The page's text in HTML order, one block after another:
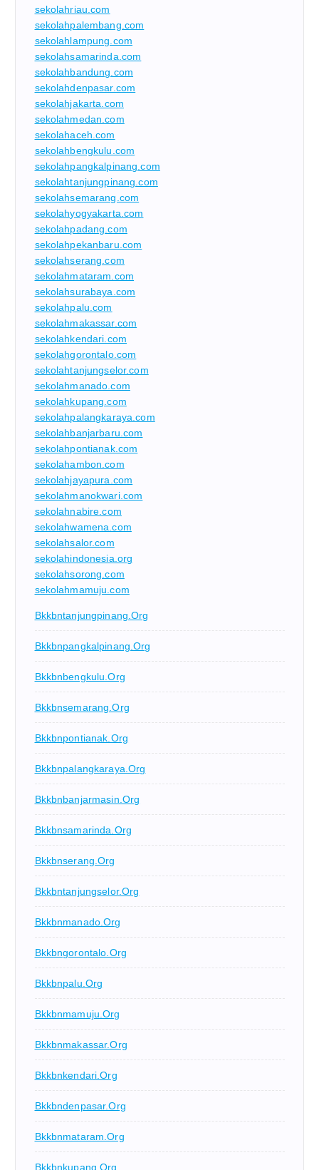
sekolahriau.com
sekolahpalembang.com
sekolahlampung.com
sekolahsamarinda.com
sekolahbandung.com
sekolahdenpasar.com
sekolahjakarta.com
sekolahmedan.com
sekolahaceh.com
sekolahbengkulu.com
sekolahpangkalpinang.com
sekolahtanjungpinang.com
sekolahsemarang.com
sekolahyogyakarta.com
sekolahpadang.com
sekolahpekanbaru.com
sekolahserang.com
sekolahmataram.com
sekolahsurabaya.com
sekolahpalu.com
sekolahmakassar.com
sekolahkendari.com
sekolahgorontalo.com
sekolahtanjungselor.com
sekolahmanado.com
sekolahkupang.com
sekolahpalangkaraya.com
sekolahbanjarbaru.com
sekolahpontianak.com
sekolahambon.com
sekolahjayapura.com
sekolahmanokwari.com
sekolahnabire.com
sekolahwamena.com
sekolahsalor.com
sekolahindonesia.org
sekolahsorong.com
sekolahmamuju.com
Bkkbntanjungpinang.org
Bkkbnpangkalpinang.org
Bkkbnbengkulu.org
Bkkbnsemarang.org
Bkkbnpontianak.org
Bkkbnpalangkaraya.org
Bkkbnbanjarmasin.org
Bkkbnsamarinda.org
Bkkbnserang.org
Bkkbntanjungselor.org
Bkkbnmanado.org
Bkkbngorontalo.org
Bkkbnpalu.org
Bkkbnmamuju.org
Bkkbnmakassar.org
Bkkbnkendari.org
Bkkbndenpasar.org
Bkkbnmataram.org
Bkkbnkupang.org